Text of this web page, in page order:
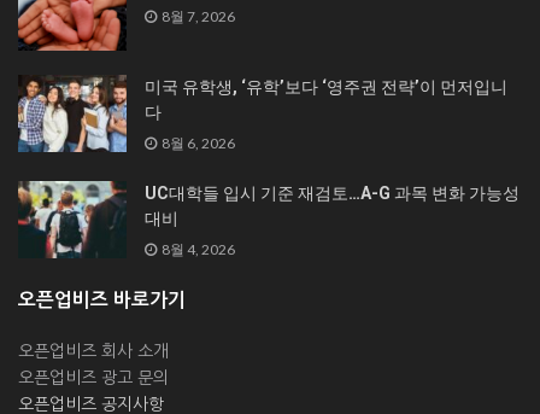
8월 7, 2026
미국 유학생, ‘유학’보다 ‘영주권 전략’이 먼저입니
다
8월 6, 2026
UC대학들 입시 기준 재검토…A-G 과목 변화 가능성
대비
8월 4, 2026
오픈업비즈 바로가기
오픈업비즈 회사 소개
오픈업비즈 광고 문의
오픈업비즈 공지사항